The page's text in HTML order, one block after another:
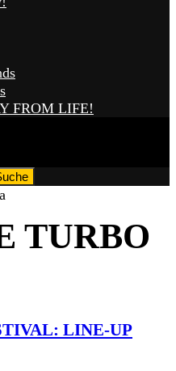
FROM LIFE!
TURBO
LINE-UP